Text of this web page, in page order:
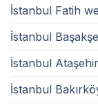
İstanbul Fatih
İstanbul
İstanbul
İstanbul